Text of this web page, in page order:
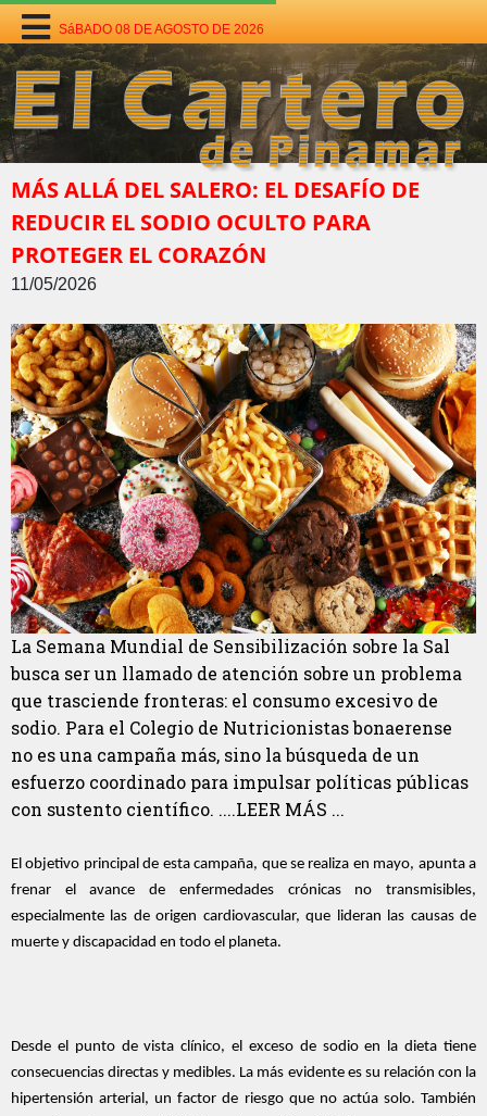
SáBADO 08 DE AGOSTO DE 2026
MÁS ALLÁ DEL SALERO: EL DESAFÍO DE
REDUCIR EL SODIO OCULTO PARA
PROTEGER EL CORAZÓN
11/05/2026
La Semana Mundial de Sensibilización sobre la Sal
busca ser un llamado de atención sobre un problema
que trasciende fronteras: el consumo excesivo de
sodio. Para el Colegio de Nutricionistas bonaerense
no es una campaña más, sino la búsqueda de un
esfuerzo coordinado para impulsar políticas públicas
con sustento científico. ....LEER MÁS ...
El objetivo principal de esta campaña, que se realiza en mayo, apunta a
frenar el avance de enfermedades crónicas no transmisibles,
especialmente las de origen cardiovascular, que lideran las causas de
muerte y discapacidad en todo el planeta.
Desde el punto de vista clínico, el exceso de sodio en la dieta tiene
consecuencias directas y medibles. La más evidente es su relación con la
hipertensión arterial, un factor de riesgo que no actúa solo. También